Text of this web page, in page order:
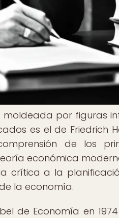
moldeada por figuras
es el de Friedrich
de los
económica
crítica a la
la economía.
de Economía en